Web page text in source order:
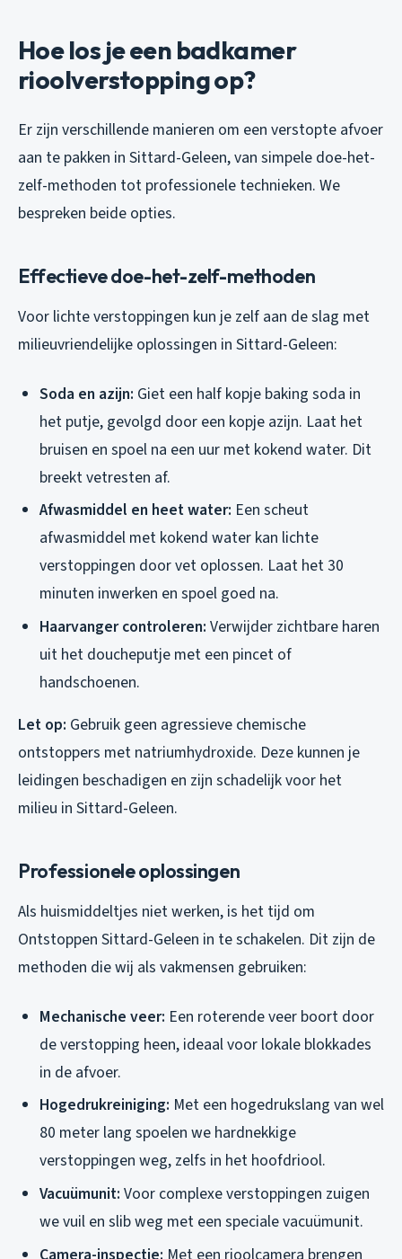
Hoe los je een badkamer
rioolverstopping op?
Er zijn verschillende manieren om een verstopte afvoer
aan te pakken in Sittard-Geleen, van simpele doe-het-
zelf-methoden tot professionele technieken. We
bespreken beide opties.
Effectieve doe-het-zelf-methoden
Voor lichte verstoppingen kun je zelf aan de slag met
milieuvriendelijke oplossingen in Sittard-Geleen:
Soda en azijn: Giet een half kopje baking soda in
het putje, gevolgd door een kopje azijn. Laat het
bruisen en spoel na een uur met kokend water. Dit
breekt vetresten af.
Afwasmiddel en heet water: Een scheut
afwasmiddel met kokend water kan lichte
verstoppingen door vet oplossen. Laat het 30
minuten inwerken en spoel goed na.
Haarvanger controleren: Verwijder zichtbare haren
uit het doucheputje met een pincet of
handschoenen.
Let op: Gebruik geen agressieve chemische
ontstoppers met natriumhydroxide. Deze kunnen je
leidingen beschadigen en zijn schadelijk voor het
milieu in Sittard-Geleen.
Professionele oplossingen
Als huismiddeltjes niet werken, is het tijd om
Ontstoppen Sittard-Geleen in te schakelen. Dit zijn de
methoden die wij als vakmensen gebruiken:
Mechanische veer: Een roterende veer boort door
de verstopping heen, ideaal voor lokale blokkades
in de afvoer.
Hogedrukreiniging: Met een hogedrukslang van wel
80 meter lang spoelen we hardnekkige
verstoppingen weg, zelfs in het hoofdriool.
Vacuümunit: Voor complexe verstoppingen zuigen
we vuil en slib weg met een speciale vacuümunit.